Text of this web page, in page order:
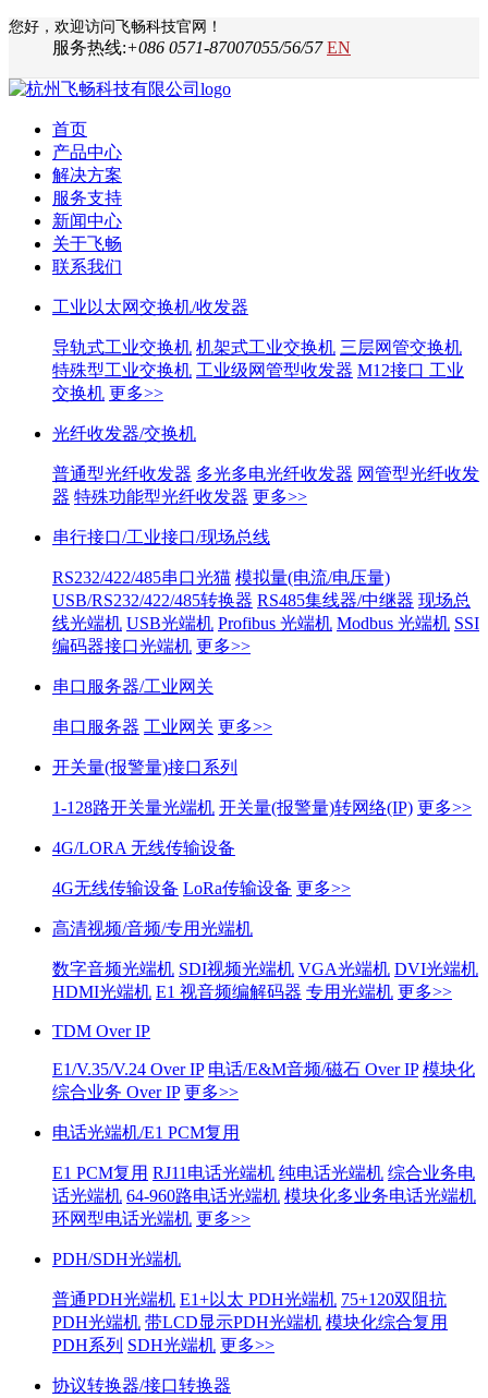
您好，欢迎访问飞畅科技官网！
服务热线:+086 0571-87007055/56/57 EN
首页
产品中心
解决方案
服务支持
新闻中心
关于飞畅
联系我们
工业以太网交换机/收发器
导轨式工业交换机 机架式工业交换机 三层网管交换机
特殊型工业交换机 工业级网管型收发器 M12接口 工业
交换机 更多>>
光纤收发器/交换机
普通型光纤收发器 多光多电光纤收发器 网管型光纤收发
器 特殊功能型光纤收发器 更多>>
串行接口/工业接口/现场总线
RS232/422/485串口光猫 模拟量(电流/电压量)
USB/RS232/422/485转换器 RS485集线器/中继器 现场总
线光端机 USB光端机 Profibus 光端机 Modbus 光端机 SSI
编码器接口光端机 更多>>
串口服务器/工业网关
串口服务器 工业网关 更多>>
开关量(报警量)接口系列
1-128路开关量光端机 开关量(报警量)转网络(IP) 更多>>
4G/LORA 无线传输设备
4G无线传输设备 LoRa传输设备 更多>>
高清视频/音频/专用光端机
数字音频光端机 SDI视频光端机 VGA光端机 DVI光端机
HDMI光端机 E1 视音频编解码器 专用光端机 更多>>
TDM Over IP
E1/V.35/V.24 Over IP 电话/E&M音频/磁石 Over IP 模块化
综合业务 Over IP 更多>>
电话光端机/E1 PCM复用
E1 PCM复用 RJ11电话光端机 纯电话光端机 综合业务电
话光端机 64-960路电话光端机 模块化多业务电话光端机
环网型电话光端机 更多>>
PDH/SDH光端机
普通PDH光端机 E1+以太 PDH光端机 75+120双阻抗
PDH光端机 带LCD显示PDH光端机 模块化综合复用
PDH系列 SDH光端机 更多>>
协议转换器/接口转换器